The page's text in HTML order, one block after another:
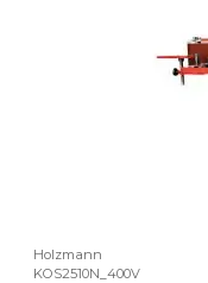
Holzmann
KOS2510N_400V